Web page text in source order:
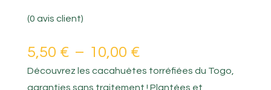
(0 avis client)
5,50 € – 10,00 €Plage
de
prix :
Découvrez les cacahuètes torréfiées du Togo,
garanties sans traitement ! Plantées et